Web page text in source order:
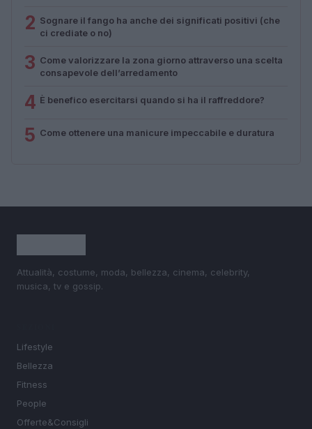
2 Sognare il fango ha anche dei significati positivi (che
ci crediate o no)
3 Come valorizzare la zona giorno attraverso una scelta
consapevole dell’arredamento
4 È benefico esercitarsi quando si ha il raffreddore?
5 Come ottenere una manicure impeccabile e duratura
Attualità, costume, moda, bellezza, cinema, celebrity,
musica, tv e gossip.
Lifestyle
Bellezza
Fitness
People
Offerte&Consigli